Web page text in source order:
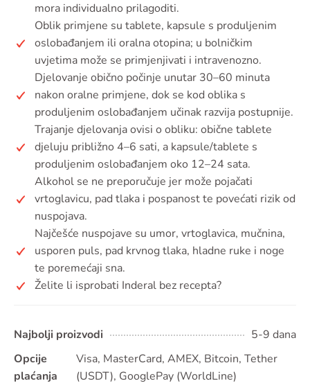
mora individualno prilagoditi.
Oblik primjene su tablete, kapsule s produljenim
oslobađanjem ili oralna otopina; u bolničkim
uvjetima može se primjenjivati i intravenozno.
Djelovanje obično počinje unutar 30–60 minuta
nakon oralne primjene, dok se kod oblika s
produljenim oslobađanjem učinak razvija postupnije.
Trajanje djelovanja ovisi o obliku: obične tablete
djeluju približno 4–6 sati, a kapsule/tablete s
produljenim oslobađanjem oko 12–24 sata.
Alkohol se ne preporučuje jer može pojačati
vrtoglavicu, pad tlaka i pospanost te povećati rizik od
nuspojava.
Najčešće nuspojave su umor, vrtoglavica, mučnina,
usporen puls, pad krvnog tlaka, hladne ruke i noge
te poremećaji sna.
Želite li isprobati Inderal bez recepta?
Najbolji proizvodi
5-9 dana
Opcije
plaćanja
Visa, MasterCard, AMEX, Bitcoin, Tether
(USDT), GooglePay (WorldLine)